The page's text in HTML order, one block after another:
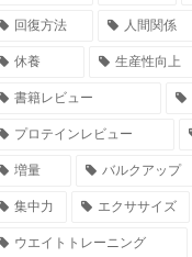
回復方法 人間関係
休養 生産性向上
書籍レビュー
プロテインレビュー
増量 バルクアップ
集中力 エクササイズ
ウエイトトレーニング